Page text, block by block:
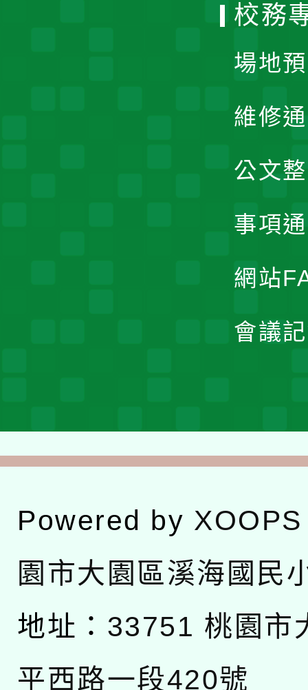
校務
場地
維修
公文
事項
網站
會議
Powered by XOOPS
園市大園區溪海國民
地址： 33751 桃園市
平西路一段420號